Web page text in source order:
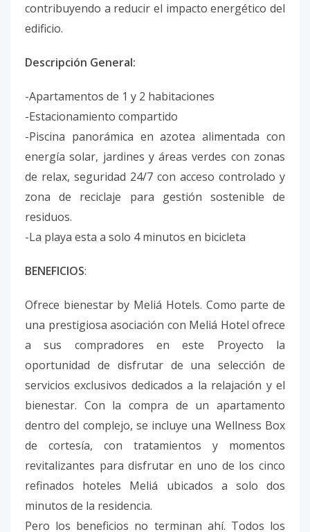
contribuyendo a reducir el impacto energético del
edificio.
Descripción General:
-Apartamentos de 1 y 2 habitaciones
-Estacionamiento compartido
-Piscina panorámica en azotea alimentada con
energía solar, jardines y áreas verdes con zonas
de relax, seguridad 24/7 con acceso controlado y
zona de reciclaje para gestión sostenible de
residuos.
-La playa esta a solo 4 minutos en bicicleta
BENEFICIOS:
Ofrece bienestar by Meliá Hotels. Como parte de
una prestigiosa asociación con Meliá Hotel ofrece
a sus compradores en este Proyecto la
oportunidad de disfrutar de una selección de
servicios exclusivos dedicados a la relajación y el
bienestar. Con la compra de un apartamento
dentro del complejo, se incluye una Wellness Box
de cortesía, con tratamientos y momentos
revitalizantes para disfrutar en uno de los cinco
refinados hoteles Meliá ubicados a solo dos
minutos de la residencia.
Pero los beneficios no terminan ahí. Todos los